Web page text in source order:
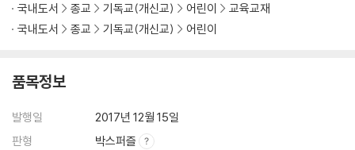
국내도서
종교 기독교(개신교) 어린이
교육교재
국내도서
종교 기독교(개신교) 어린이
품목정보
발행일
2017년 12월 15일
판형
박스퍼즐